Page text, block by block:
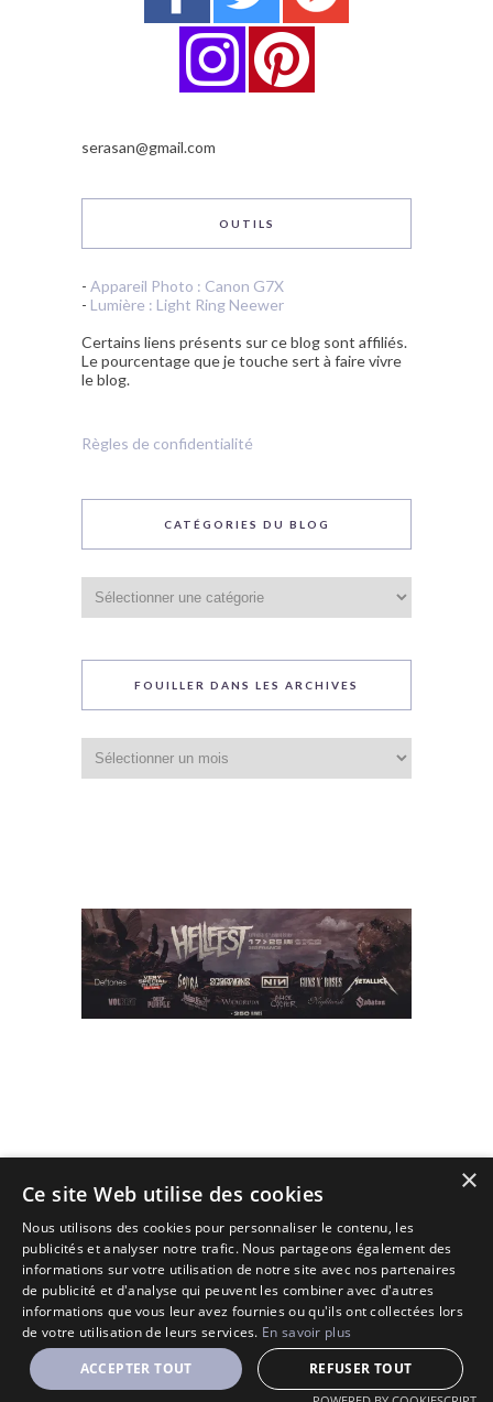
serasan@gmail.com
OUTILS
- Appareil Photo : Canon G7X
- Lumière : Light Ring Neewer
Certains liens présents sur ce blog sont affiliés.
Le pourcentage que je touche sert à faire vivre
le blog.
Règles de confidentialité
CATÉGORIES DU BLOG
du
blog
FOUILLER DANS LES ARCHIVES
dans
les
Designé et Customisé par Seraf' sur une base de Solopine
×
Ce site Web utilise des cookies
Nous utilisons des cookies pour personnaliser le contenu, les
publicités et analyser notre trafic. Nous partageons également des
informations sur votre utilisation de notre site avec nos partenaires
de publicité et d'analyse qui peuvent les combiner avec d'autres
informations que vous leur avez fournies ou qu'ils ont collectées lors
de votre utilisation de leurs services. En savoir plus
ACCEPTER TOUT
REFUSER TOUT